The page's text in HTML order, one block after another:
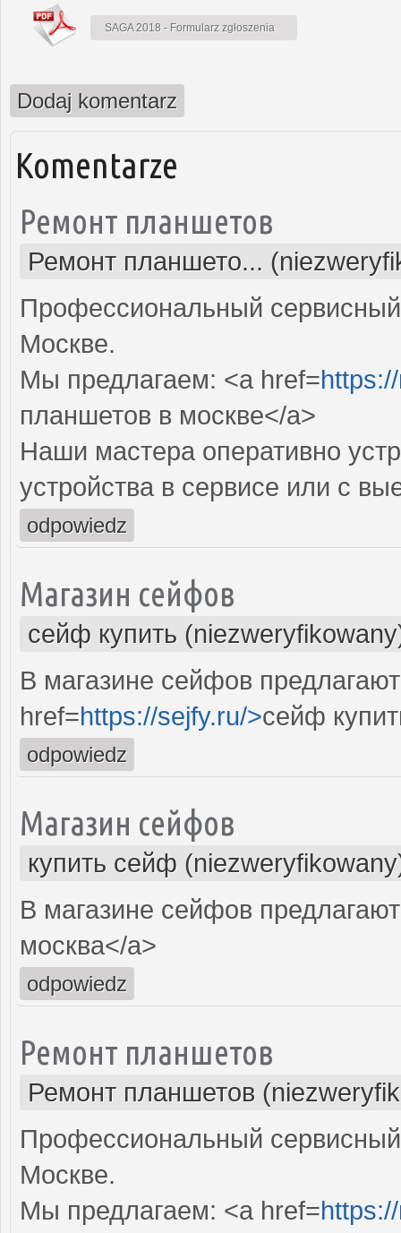
SAGA 2018 - Formularz zgłoszenia
Dodaj komentarz
Komentarze
Ремонт планшетов
Ремонт планшето...
Профессиональный
Москве.
Мы предлагаем: <a href=
планшетов в москве</a>
Наши мастера оперативно
устройства в сервисе или с
odpowiedz
Магазин сейфов
сейф купить
В магазине сейфов
href=https://sejfy.ru/>сейф
odpowiedz
Магазин сейфов
купить сейф
В магазине сейфов
москва</a>
odpowiedz
Ремонт планшетов
Ремонт планшетов
Профессиональный
Москве.
Мы предлагаем: <a href=